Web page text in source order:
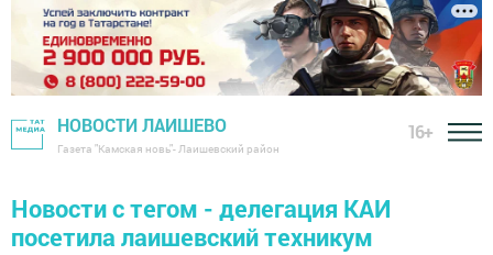
НОВОСТИ ЛАИШЕВО
Газета "Камская новь"- Лаишевский район
16+
Новости с тегом - делегация КАИ
посетила лаишевский техникум